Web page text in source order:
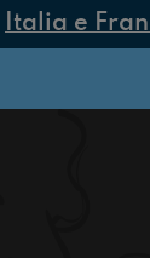
Italia e